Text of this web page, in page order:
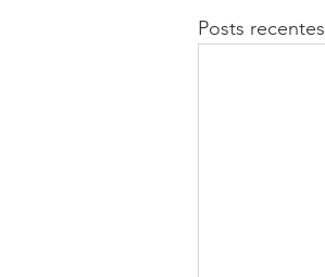
Posts recentes